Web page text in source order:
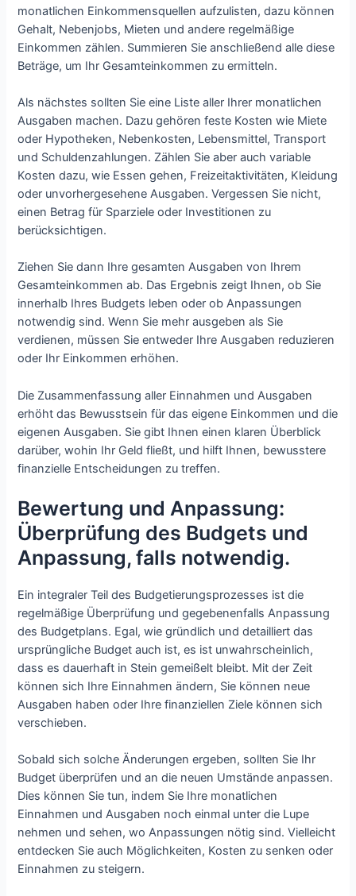
monatlichen Einkommensquellen aufzulisten, dazu können
Gehalt, Nebenjobs, Mieten und andere regelmäßige
Einkommen zählen. Summieren Sie anschließend alle diese
Beträge, um Ihr Gesamteinkommen zu ermitteln.
Als nächstes sollten Sie eine Liste aller Ihrer monatlichen
Ausgaben machen. Dazu gehören feste Kosten wie Miete
oder Hypotheken, Nebenkosten, Lebensmittel, Transport
und Schuldenzahlungen. Zählen Sie aber auch variable
Kosten dazu, wie Essen gehen, Freizeitaktivitäten, Kleidung
oder unvorhergesehene Ausgaben. Vergessen Sie nicht,
einen Betrag für Sparziele oder Investitionen zu
berücksichtigen.
Ziehen Sie dann Ihre gesamten Ausgaben von Ihrem
Gesamteinkommen ab. Das Ergebnis zeigt Ihnen, ob Sie
innerhalb Ihres Budgets leben oder ob Anpassungen
notwendig sind. Wenn Sie mehr ausgeben als Sie
verdienen, müssen Sie entweder Ihre Ausgaben reduzieren
oder Ihr Einkommen erhöhen.
Die Zusammenfassung aller Einnahmen und Ausgaben
erhöht das Bewusstsein für das eigene Einkommen und die
eigenen Ausgaben. Sie gibt Ihnen einen klaren Überblick
darüber, wohin Ihr Geld fließt, und hilft Ihnen, bewusstere
finanzielle Entscheidungen zu treffen.
Bewertung und Anpassung:
Überprüfung des Budgets und
Anpassung, falls notwendig.
Ein integraler Teil des Budgetierungsprozesses ist die
regelmäßige Überprüfung und gegebenenfalls Anpassung
des Budgetplans. Egal, wie gründlich und detailliert das
ursprüngliche Budget auch ist, es ist unwahrscheinlich,
dass es dauerhaft in Stein gemeißelt bleibt. Mit der Zeit
können sich Ihre Einnahmen ändern, Sie können neue
Ausgaben haben oder Ihre finanziellen Ziele können sich
verschieben.
Sobald sich solche Änderungen ergeben, sollten Sie Ihr
Budget überprüfen und an die neuen Umstände anpassen.
Dies können Sie tun, indem Sie Ihre monatlichen
Einnahmen und Ausgaben noch einmal unter die Lupe
nehmen und sehen, wo Anpassungen nötig sind. Vielleicht
entdecken Sie auch Möglichkeiten, Kosten zu senken oder
Einnahmen zu steigern.